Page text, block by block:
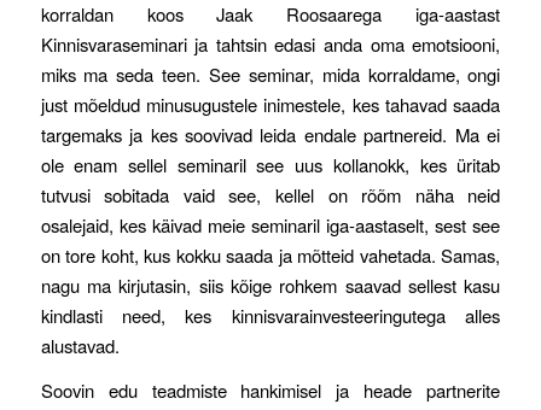
korraldan koos Jaak Roosaarega iga-aastast
Kinnisvaraseminari ja tahtsin edasi anda oma emotsiooni,
miks ma seda teen. See seminar, mida korraldame, ongi
just mõeldud minusugustele inimestele, kes tahavad saada
targemaks ja kes soovivad leida endale partnereid. Ma ei
ole enam sellel seminaril see uus kollanokk, kes üritab
tutvusi sobitada vaid see, kellel on rõõm näha neid
osalejaid, kes käivad meie seminaril iga-aastaselt, sest see
on tore koht, kus kokku saada ja mõtteid vahetada. Samas,
nagu ma kirjutasin, siis kõige rohkem saavad sellest kasu
kindlasti need, kes kinnisvarainvesteeringutega alles
alustavad.
Soovin edu teadmiste hankimisel ja heade partnerite